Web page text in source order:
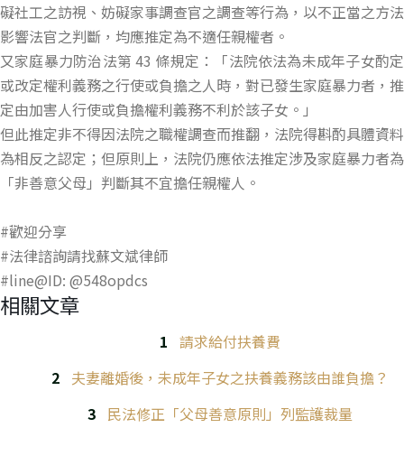
礙社工之訪視、妨礙家事調查官之調查等行為，以不正當之方法
影響法官之判斷，均應推定為不適任親權者。
又家庭暴力防治法第 43 條規定：「法院依法為未成年子女酌定
或改定權利義務之行使或負擔之人時，對已發生家庭暴力者，推
定由加害人行使或負擔權利義務不利於該子女。」
但此推定非不得因法院之職權調查而推翻，法院得斟酌具體資料
為相反之認定；但原則上，法院仍應依法推定涉及家庭暴力者為
「非善意父母」判斷其不宜擔任親權人。
#歡迎分享
#法律諮詢請找蘇文斌律師
#line@ID: @548opdcs
相關文章
請求給付扶養費
夫妻離婚後，未成年子女之扶養義務該由誰負擔？
民法修正「父母善意原則」列監護裁量